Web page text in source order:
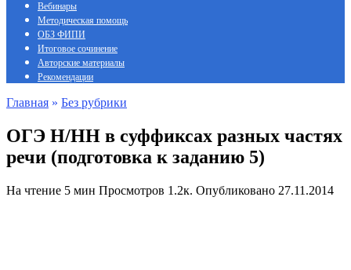
Вебинары
Методическая помощь
ОБЗ ФИПИ
Итоговое сочинение
Авторские материалы
Рекомендации
Главная » Без рубрики
ОГЭ Н/НН в суффиксах разных частях
речи (подготовка к заданию 5)
На чтение 5 мин Просмотров 1.2к. Опубликовано 27.11.2014